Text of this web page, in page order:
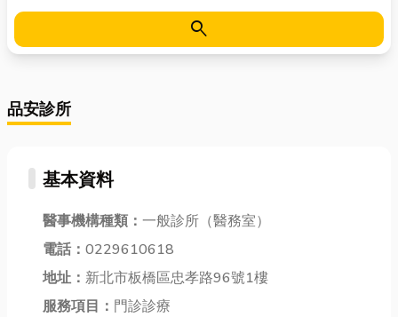
search
品安診所
基本資料
醫事機構種類： 一般診所（醫務室）
電話： 0229610618
地址： 新北市板橋區忠孝路96號1樓
服務項目： 門診診療